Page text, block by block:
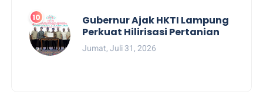
Gubernur Ajak HKTI Lampung
Perkuat Hilirisasi Pertanian
Jumat, Juli 31, 2026